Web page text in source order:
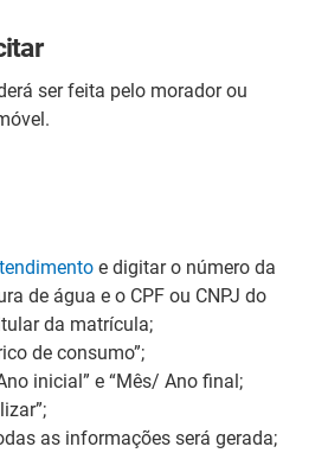
ser feita pelo morador ou
e digitar o número da
de água e o CPF ou CNPJ do
da matrícula;
de consumo”;
inicial” e “Mês/ Ano final;
as informações será gerada;